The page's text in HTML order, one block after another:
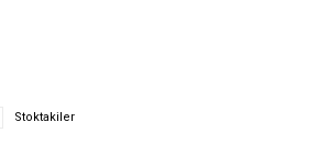
Stoktakiler